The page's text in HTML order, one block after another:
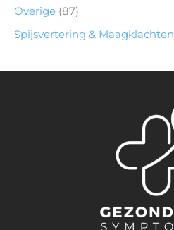
Overige (87)
Spijsvertering & Maagklachten